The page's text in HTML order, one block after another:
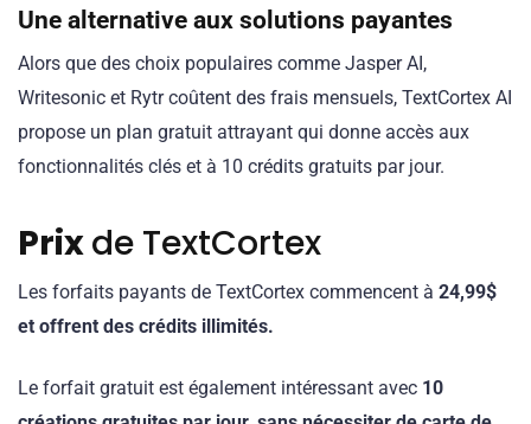
Une alternative aux solutions payantes
Alors que des choix populaires comme Jasper AI,
Writesonic et Rytr coûtent des frais mensuels, TextCortex AI
propose un plan gratuit attrayant qui donne accès aux
fonctionnalités clés et à 10 crédits gratuits par jour.
Prixde TextCortex
Les forfaits payants de TextCortex commencent à 24,99$
et offrent des crédits illimités.
Le forfait gratuit est également intéressant avec 10